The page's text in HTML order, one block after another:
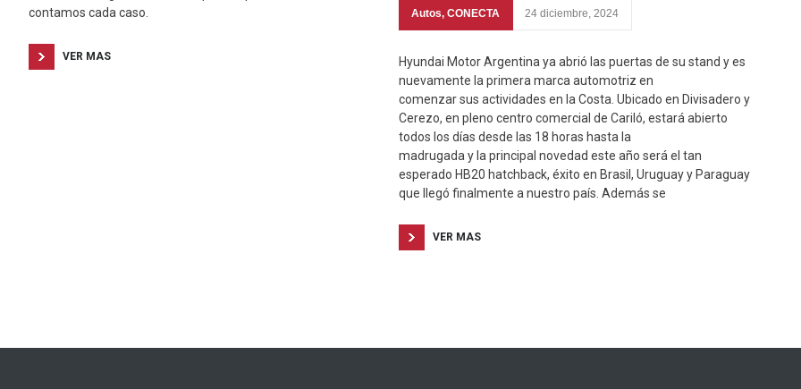
contamos cada caso.
VER MAS
Autos, CONECTA 24 diciembre, 2024
Hyundai Motor Argentina ya abrió las puertas de su stand y es
nuevamente la primera marca automotriz en
comenzar sus actividades en la Costa. Ubicado en Divisadero y
Cerezo, en pleno centro comercial de Cariló, estará abierto
todos los días desde las 18 horas hasta la
madrugada y la principal novedad este año será el tan
esperado HB20 hatchback, éxito en Brasil, Uruguay y Paraguay
que llegó finalmente a nuestro país. Además se
VER MAS